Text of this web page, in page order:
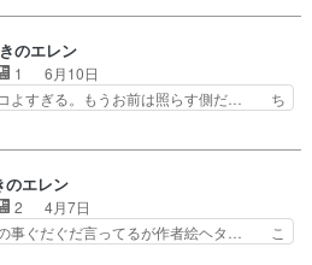
のエレン
1
6月10日
よすぎる。もうお前は照らす側だ… ち
ら辛いだけ… 照らされなかった人生を
きた光一… 光一の「才能ないって気づ
きれな… 俺の人生始まってなかったと
ちゃ… 人がかわってしまった光一でし
のエレン
2
4月7日
事ぐだぐだ言ってるが作者絵ヘタ… こ